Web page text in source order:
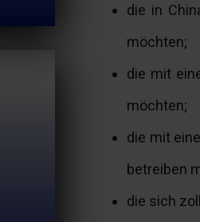
die in
möchten;
die mit
möchten;
die mit
betreiben
die sich